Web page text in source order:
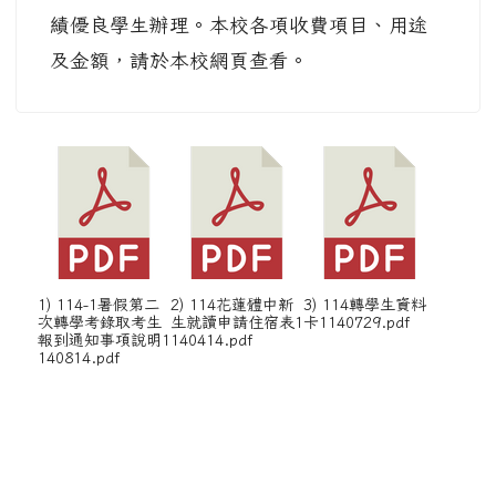
績優良學生辦理。本校各項收費項目、用途
及金額，請於本校網頁查看。
1) 114-1暑假第二
次轉學考錄取考生
報到通知事項說明1
140814.pdf
2) 114花蓮體中新
生就讀申請住宿表1
140414.pdf
3) 114轉學生資料
卡1140729.pdf